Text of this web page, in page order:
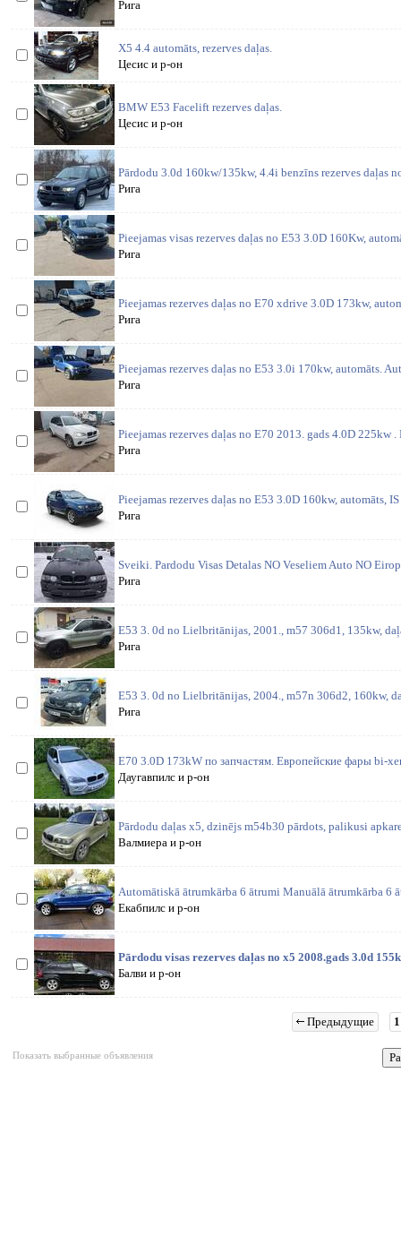
Рига
X5 4.4 automāts, rezerves daļas.
Цесис и р-он
BMW E53 Facelift rezerves daļas.
Цесис и р-он
Pārdodu 3.0d 160kw/135kw, 4.4i benzīns rezerves daļas
Рига
Pieejamas visas rezerves daļas no E53 3.0D 160Kw,
Рига
Pieejamas rezerves daļas no E70 xdrive 3.0D 173kw,
Рига
Pieejamas rezerves daļas no E53 3.0i 170kw, automāts.
Рига
Pieejamas rezerves daļas no E70 2013. gads 4.0D 225kw .
Рига
Pieejamas rezerves daļas no E53 3.0D 160kw, automāts,
Рига
Sveiki. Pardodu Visas Detalas NO Veseliem Auto NO
Рига
E53 3. 0d no Lielbritānijas, 2001., m57 306d1, 135kw,
Рига
E53 3. 0d no Lielbritānijas, 2004., m57n 306d2, 160kw,
Рига
E70 3.0D 173kW по запчастям. Европейские фары bi-
Даугавпилс и р-он
Pārdodu daļas x5, dzinējs m54b30 pārdots, palikusi
Валмиера и р-он
Automātiskā ātrumkārba 6 ātrumi Manuālā ātrumkārba 6
Екабпилс и р-он
Pārdodu visas rezerves daļas no x5 2008.gads 3.0d
Балви и р-он
Предыдущие 1
Показать выбранные объявления